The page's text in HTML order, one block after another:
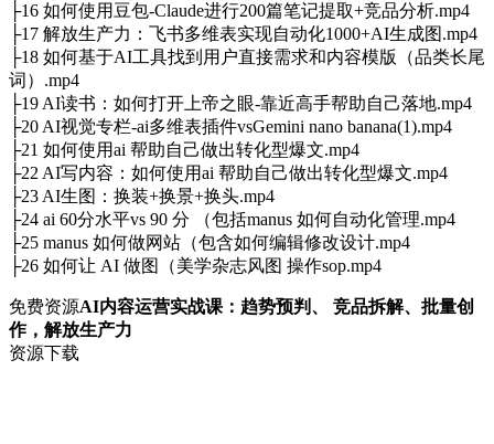
├16 如何使用豆包-Claude进行200篇笔记提取+竞品分析.mp4
├17 解放生产力：飞书多维表实现自动化1000+AI生成图.mp4
├18 如何基于AI工具找到用户直接需求和内容模版（品类长尾
词）.mp4
├19 AI读书：如何打开上帝之眼-靠近高手帮助自己落地.mp4
├20 AI视觉专栏-ai多维表插件vsGemini nano banana(1).mp4
├21 如何使用ai 帮助自己做出转化型爆文.mp4
├22 AI写内容：如何使用ai 帮助自己做出转化型爆文.mp4
├23 AI生图：换装+换景+换头.mp4
├24 ai 60分水平vs 90 分 （包括manus 如何自动化管理.mp4
├25 manus 如何做网站（包含如何编辑修改设计.mp4
├26 如何让 AI 做图（美学杂志风图 操作sop.mp4
免费资源AI内容运营实战课：趋势预判、 竞品拆解、批量创
作，解放生产力
资源下载